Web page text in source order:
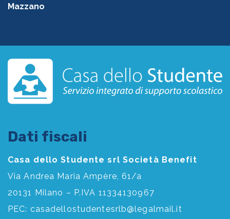
Mazzano
Dati fiscali
Casa dello Studente srl Società Benefit
Via Andrea Maria Ampère, 61/a
20131 Milano – P.IVA 11334130967
PEC: casadellostudentesrlb@legalmail.it